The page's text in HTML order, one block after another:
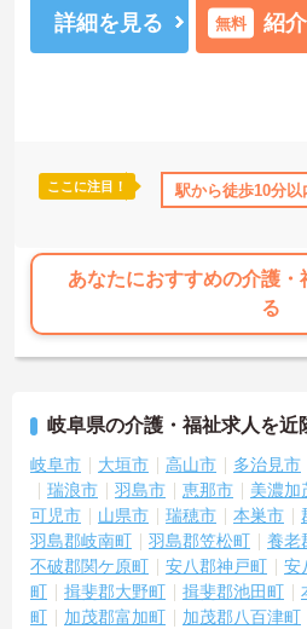
高収入 ボーナス・賞与あり
詳細を見る 無料 紹
ここに注目！ 駅から徒歩10分以
あなたにおすすめの介護
る
岐阜県の介護・福祉求人を近
岐阜市 大垣市 高山市 多治見市
瑞浪市
羽島市 恵那市 美濃加
可児市
山県市 瑞穂市 本巣市
羽島郡岐南町
羽島郡笠松町 養老
不破郡関ケ原町
安八郡神戸町 安
町
揖斐郡大野町 揖斐郡池田町
町
加茂郡富加町 加茂郡八百津町